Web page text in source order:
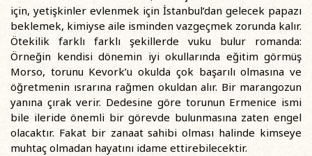
için, yetişkinler evlenmek için İstanbul’dan gelecek papazı
beklemek, kimiyse aile isminden vazgeçmek zorunda kalır.
Ötekilik farklı farklı şekillerde vuku bulur romanda:
Örneğin kendisi dönemin iyi okullarında eğitim görmüş
Morso, torunu Kevork’u okulda çok başarılı olmasına ve
öğretmenin ısrarına rağmen okuldan alır. Bir marangozun
yanına çırak verir. Dedesine göre torunun Ermenice ismi
bile ileride önemli bir görevde bulunmasına zaten engel
olacaktır. Fakat bir zanaat sahibi olması halinde kimseye
muhtaç olmadan hayatını idame ettirebilecektir.